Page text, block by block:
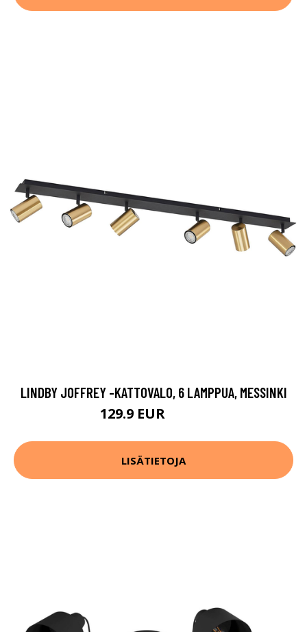
LINDBY JOFFREY -KATTOVALO, 6 LAMPPUA, MESSINKI
129.9 EUR
LISÄTIETOJA